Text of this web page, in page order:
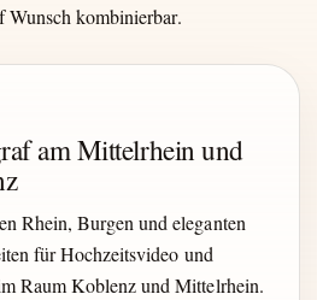
kombinierbar.
am Mittelrhein und
Rhein, Burgen und eleganten
für Hochzeitsvideo und
Raum Koblenz und Mittelrhein.